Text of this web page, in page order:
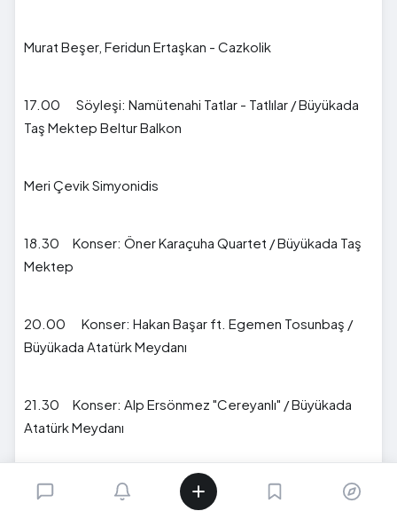
Murat Beşer, Feridun Ertaşkan - Cazkolik
17.00 Söyleşi: Namütenahi Tatlar - Tatlılar / Büyükada
Taş Mektep Beltur Balkon
Meri Çevik Simyonidis
18.30 Konser: Öner Karaçuha Quartet / Büyükada Taş
Mektep
20.00 Konser: Hakan Başar ft. Egemen Tosunbaş /
Büyükada Atatürk Meydanı
21.30 Konser: Alp Ersönmez "Cereyanlı" / Büyükada
Atatürk Meydanı
20.00 Konser: Bilal Karaman “Manouche a la Turca” /
Heybeliada Pazar Meydanı